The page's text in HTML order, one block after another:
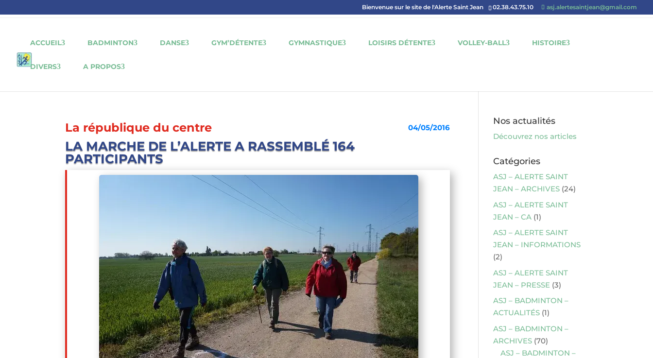
Bienvenue sur le site de l'Alerte Saint Jean 02.38.43.75.10 asj.alertesaintjean@gmail.com
ACCUEIL BADMINTON DANSE GYM’DÉTENTE GYMNASTIQUE LOISIRS DÉTENTE VOLLEY-BALL HISTOIRE
DIVERS A PROPOS
La république du centre 04/05/2016
LA MARCHE DE L’ALERTE A RASSEMBLÉ 164
PARTICIPANTS
Nos actualités
Découvrez nos articles
Catégories
ASJ – ALERTE SAINT
JEAN – ARCHIVES (24)
ASJ – ALERTE SAINT
JEAN – CA (1)
ASJ – ALERTE SAINT
JEAN – INFORMATIONS
(2)
ASJ – ALERTE SAINT
JEAN – PRESSE (3)
ASJ – BADMINTON –
ACTUALITÉS (1)
ASJ – BADMINTON –
ARCHIVES (70)
ASJ – BADMINTON –